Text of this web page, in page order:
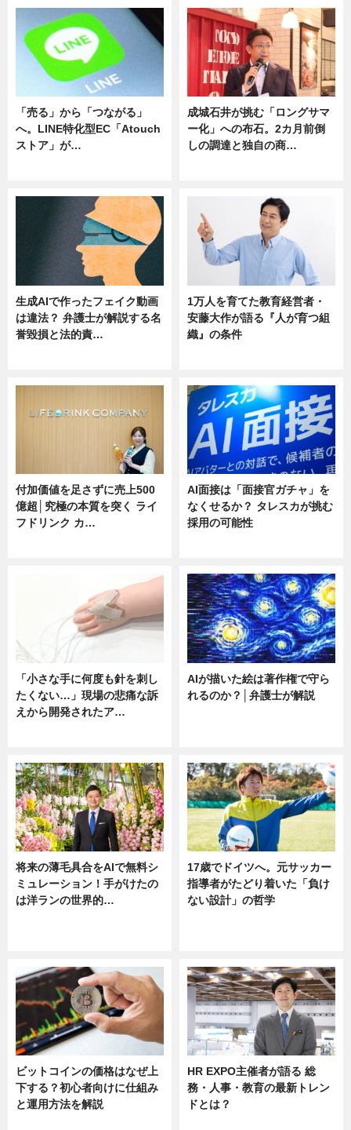
「売る」から「つながる」
へ。LINE特化型EC「Atouch
ストア」が…
成城石井が挑む「ロングサマ
ー化」への布石。2カ月前倒
しの調達と独自の商…
生成AIで作ったフェイク動画
は違法？ 弁護士が解説する名
誉毀損と法的責…
1万人を育てた教育経営者・
安藤大作が語る『人が育つ組
織』の条件
付加価値を足さずに売上500
億超│究極の本質を突く ライ
フドリンク カ…
AI面接は「面接官ガチャ」を
なくせるか？ タレスカが挑む
採用の可能性
「小さな手に何度も針を刺し
たくない…」現場の悲痛な訴
えから開発されたア…
AIが描いた絵は著作権で守ら
れるのか？│弁護士が解説
将来の薄毛具合をAIで無料シ
ミュレーション！手がけたの
は洋ランの世界的…
17歳でドイツへ。元サッカー
指導者がたどり着いた「負け
ない設計」の哲学
ビットコインの価格はなぜ上
下する？初心者向けに仕組み
と運用方法を解説
HR EXPO主催者が語る 総
務・人事・教育の最新トレン
ドとは？